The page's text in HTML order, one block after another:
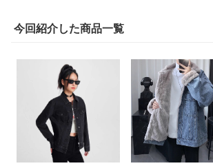
今回紹介した商品一覧